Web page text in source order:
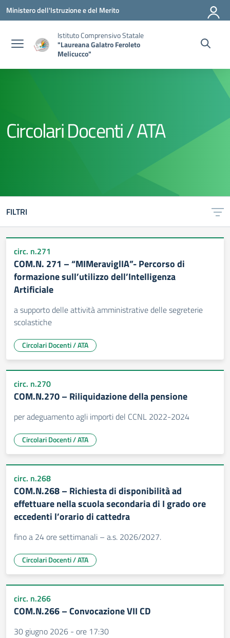
Vai ai contenuti
Vai al menu di navigazione
Vai al footer
Ministero dell'Istruzione e del Merito
Istituto Comprensivo Statale
"Laureana Galatro Feroleto
Melicucco"
Circolari Docenti / ATA
FILTRI
circ. n.271
COM.N. 271 – “MIMeraviglIA”- Percorso di
formazione sull’utilizzo dell’Intelligenza
Artificiale
a supporto delle attività amministrative delle segreterie
scolastiche
Circolari Docenti / ATA
circ. n.270
COM.N.270 – Riliquidazione della pensione
per adeguamento agli importi del CCNL 2022-2024
Circolari Docenti / ATA
circ. n.268
COM.N.268 – Richiesta di disponibilità ad
effettuare nella scuola secondaria di I grado ore
eccedenti l’orario di cattedra
fino a 24 ore settimanali – a.s. 2026/2027.
Circolari Docenti / ATA
circ. n.266
COM.N.266 – Convocazione VII CD
30 giugno 2026 - ore 17:30